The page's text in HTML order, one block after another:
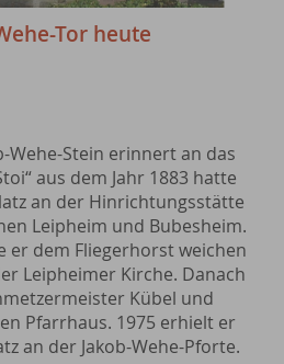
Tor heute
Wehe-Stein erinnert an das
aus dem Jahr 1883 hatte
an der Hinrichtungsstätte
Leipheim und Bubesheim.
er dem Fliegerhorst weichen
Leipheimer Kirche. Danach
Kübel und
Pfarrhaus. 1975 erhielt er
an der Jakob-Wehe-Pforte.